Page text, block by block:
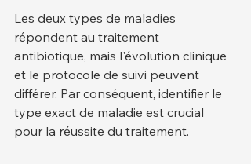
Les deux types de maladies
répondent au traitement
antibiotique, mais l'évolution clinique
et le protocole de suivi peuvent
différer. Par conséquent, identifier le
type exact de maladie est crucial
pour la réussite du traitement.